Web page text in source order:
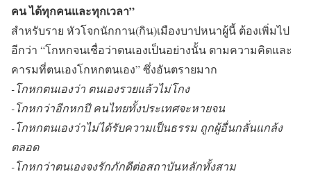
คน ได้ทุกคนและทุกเวลา”
สำหรับราย หัวโจกนักกาน(กิน)เมืองบาปหนาผู้นี้ ต้องเพิ่มไป
อีกว่า “โกหกจนเชื่อว่าตนเองเป็นอย่างนั้น ตามความคิดและ
คารมที่ตนเองโกหกตนเอง” ซึ่งอันตรายมาก
-โกหกตนเองว่า ตนเองรวยแล้วไม่โกง
-โกหกว่าอีกหกปี คนไทยทั้งประเทศจะหายจน
-โกหกตนเองว่าไม่ได้รับความเป็นธรรม ถูกผู้อื่นกลั่นแกล้ง
ตลอด
-โกหกว่าตนเองจงรักภักดีต่อสถาบันหลักทั้งสาม